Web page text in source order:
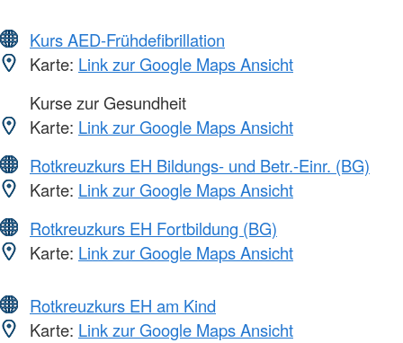
Kurs AED-Frühdefibrillation
Karte: Link zur Google Maps Ansicht
Kurse zur Gesundheit
Karte: Link zur Google Maps Ansicht
Rotkreuzkurs EH Bildungs- und Betr.-Einr. (BG)
Karte: Link zur Google Maps Ansicht
Rotkreuzkurs EH Fortbildung (BG)
Karte: Link zur Google Maps Ansicht
Rotkreuzkurs EH am Kind
Karte: Link zur Google Maps Ansicht